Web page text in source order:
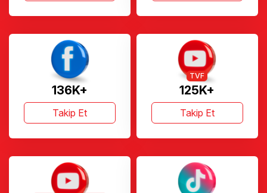
136K+
Takip Et
125K+
TVF
Takip Et